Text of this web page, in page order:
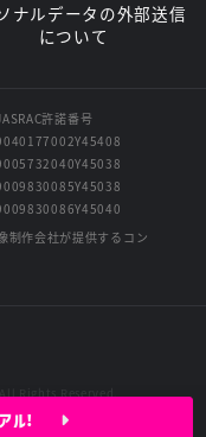
アル!
ナルデータの外部送信
について
許諾番号
制作会社が提供するコン
Rights Reserved.